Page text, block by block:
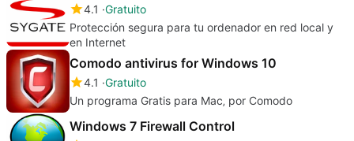
4.1 Gratuito
Protección segura para tu ordenador en red local y
en Internet
Comodo antivirus for Windows 10
4.1 Gratuito
Un programa Gratis para Mac‚ por Comodo
Windows 7 Firewall Control